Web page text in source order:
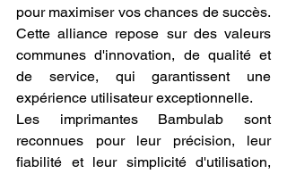
pour maximiser vos chances de succès.
Cette alliance repose sur des valeurs
communes d'innovation, de qualité et
de service, qui garantissent une
expérience utilisateur exceptionnelle.
Les imprimantes Bambulab sont
reconnues pour leur précision, leur
fiabilité et leur simplicité d'utilisation,